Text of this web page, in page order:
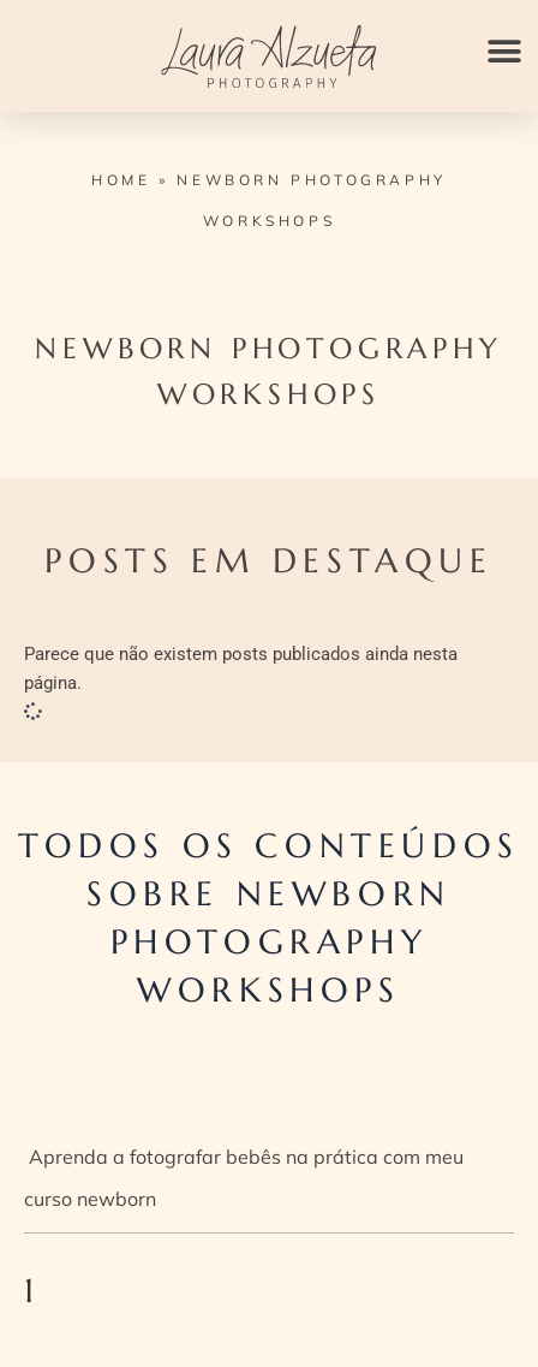
HOME » NEWBORN PHOTOGRAPHY
WORKSHOPS
NEWBORN PHOTOGRAPHY
WORKSHOPS
POSTS EM DESTAQUE
Parece que não existem posts publicados ainda nesta
página.
TODOS OS CONTEÚDOS
SOBRE NEWBORN
PHOTOGRAPHY
WORKSHOPS
Aprenda a fotografar bebês na prática com meu
curso newborn
1